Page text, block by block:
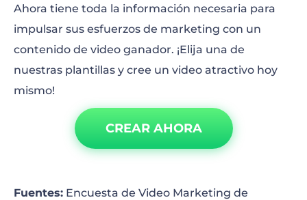
Ahora tiene toda la información necesaria para
impulsar sus esfuerzos de marketing con un
contenido de video ganador. ¡Elija una de
nuestras plantillas y cree un video atractivo hoy
mismo!
CREAR AHORA
Fuentes: Encuesta de Video Marketing de